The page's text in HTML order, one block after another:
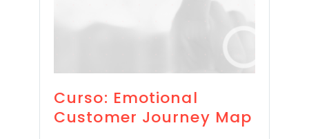
Curso: Emotional
Customer Journey Map